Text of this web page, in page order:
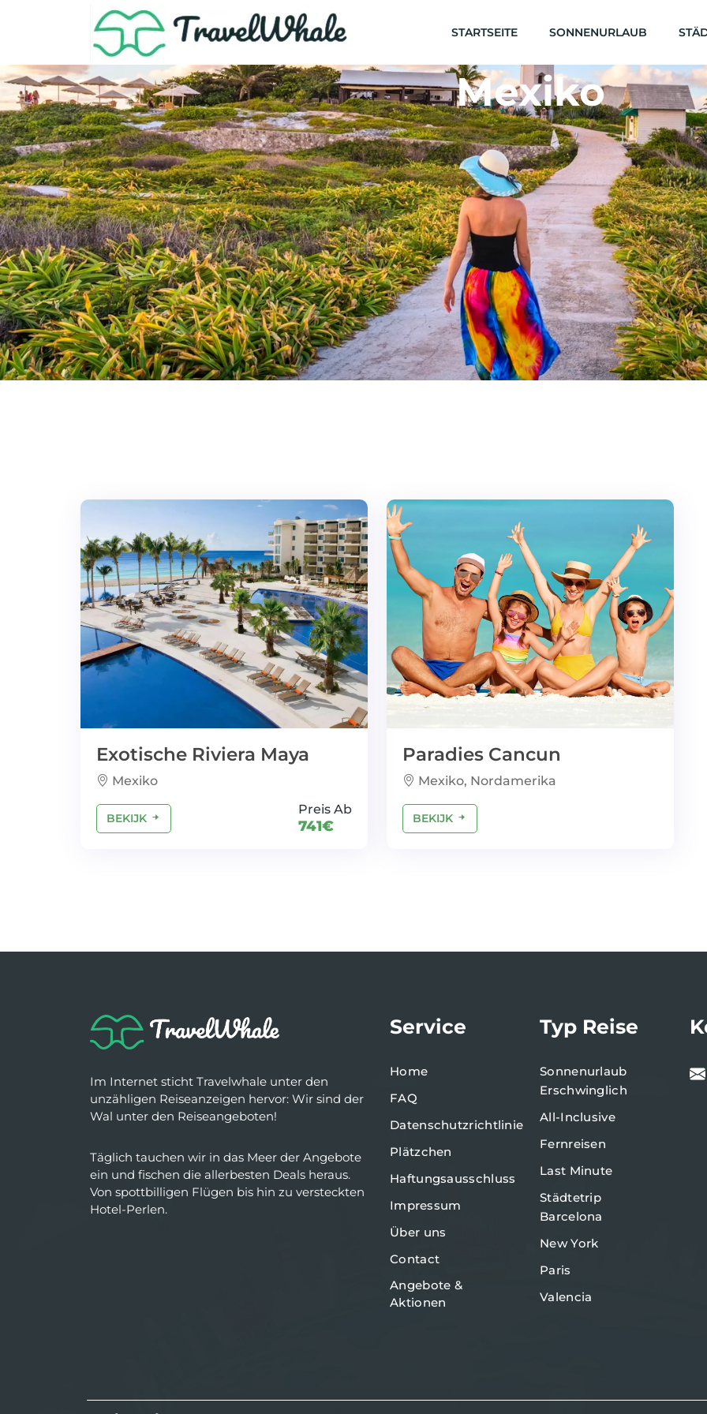
STARTSEITE SONNENURLAUB
Mexiko
Exotische Riviera Maya
Mexiko
BEKIJK
Preis Ab
741€
Paradies Cancun
Mexiko, Nordamerika
BEKIJK
Im Internet sticht Travelwhale unter den
unzähligen Reiseanzeigen hervor: Wir sind der
Wal unter den Reiseangeboten!
Täglich tauchen wir in das Meer der Angebote
ein und fischen die allerbesten Deals heraus.
Von spottbilligen Flügen bis hin zu versteckten
Hotel-Perlen.
Service
Home
FAQ
Datenschutzrichtlinie
Plätzchen
Haftungsausschluss
Impressum
Über uns
Contact
Angebote &
Aktionen
Typ Reise
Sonnenurlaub
Erschwinglich
All-Inclusive
Fernreisen
Last Minute
Städtetrip
Barcelona
New York
Paris
Valencia